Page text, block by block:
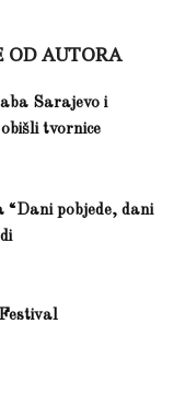
OD AUTORA
Sarajevo i
tvornice
“Dani pobjede, dani